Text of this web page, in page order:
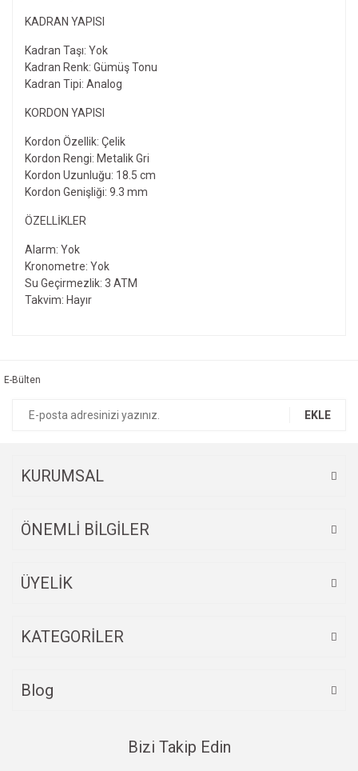
KADRAN YAPISI
Kadran Taşı: Yok
Kadran Renk: Gümüş Tonu
Kadran Tipi: Analog
KORDON YAPISI
Kordon Özellik: Çelik
Kordon Rengi: Metalik Gri
Kordon Uzunluğu: 18.5 cm
Kordon Genişliği: 9.3 mm
ÖZELLIKLER
Alarm: Yok
Kronometre: Yok
Su Geçirmezlik: 3 ATM
Takvim: Hayır
Ürün fiyatı diğer sitelerden daha pahalı.
E-Bülten
EKLE
KURUMSAL
ÖNEMLİ BİLGİLER
ÜYELİK
KATEGORİLER
Blog
Bizi Takip Edin